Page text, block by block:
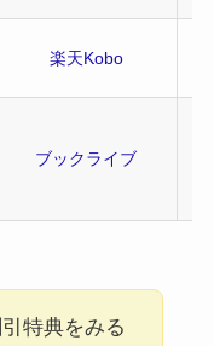
楽天Kobo
ブックライブ
特典をみる